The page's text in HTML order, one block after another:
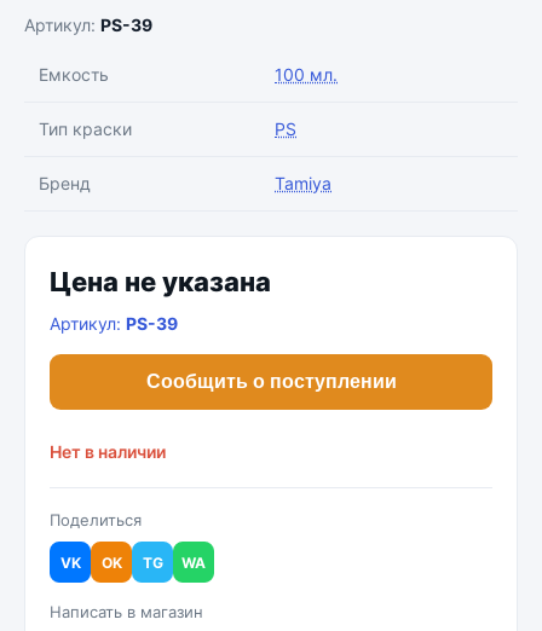
Артикул: PS-39
Емкость 100 мл.
Тип краски PS
Бренд Tamiya
Цена не указана
Артикул: PS-39
Сообщить о поступлении
Нет в наличии
Поделиться
VK OK TG WA
Написать в магазин